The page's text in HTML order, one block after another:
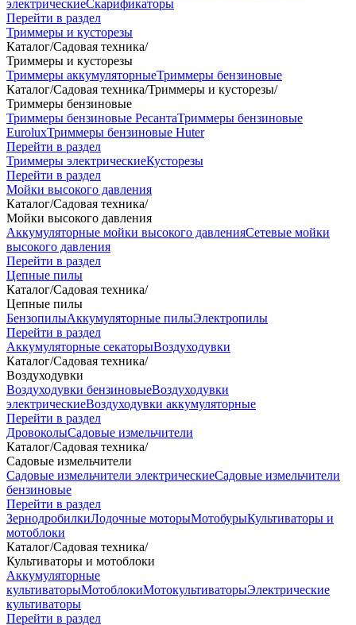
электрическиеСкарификаторы
Перейти в раздел
Триммеры и кусторезы
Каталог/Садовая техника/
Триммеры и кусторезы
Триммеры аккумуляторныеТриммеры бензиновые
Каталог/Садовая техника/Триммеры и кусторезы/
Триммеры бензиновые
Триммеры бензиновые РесантаТриммеры бензиновые
EuroluxТриммеры бензиновые Huter
Перейти в раздел
Триммеры электрическиеКусторезы
Перейти в раздел
Мойки высокого давления
Каталог/Садовая техника/
Мойки высокого давления
Аккумуляторные мойки высокого давленияСетевые мойки
высокого давления
Перейти в раздел
Цепные пилы
Каталог/Садовая техника/
Цепные пилы
БензопилыАккумуляторные пилыЭлектропилы
Перейти в раздел
Аккумуляторные секаторыВоздуходувки
Каталог/Садовая техника/
Воздуходувки
Воздуходувки бензиновыеВоздуходувки
электрическиеВоздуходувки аккумуляторные
Перейти в раздел
ДровоколыСадовые измельчители
Каталог/Садовая техника/
Садовые измельчители
Садовые измельчители электрическиеСадовые измельчители
бензиновые
Перейти в раздел
ЗернодробилкиЛодочные моторыМотобурыКультиваторы и
мотоблоки
Каталог/Садовая техника/
Культиваторы и мотоблоки
Аккумуляторные
культиваторыМотоблокиМотокультиваторыЭлектрические
культиваторы
Перейти в раздел